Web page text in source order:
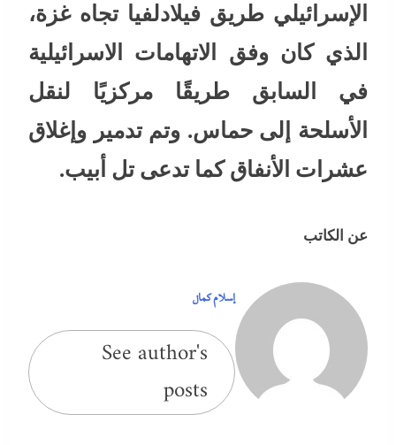
الإسرائيلي طريق فيلادلفيا تجاه غزة،
الذي كان وفق الاتهامات الاسرائيلية
في السابق طريقًا مركزيًا لنقل
الأسلحة إلى حماس. وتم تدمير وإغلاق
عشرات الأنفاق كما تدعى تل أبيب.
عن الكاتب
إسلام كمال
See author's
posts